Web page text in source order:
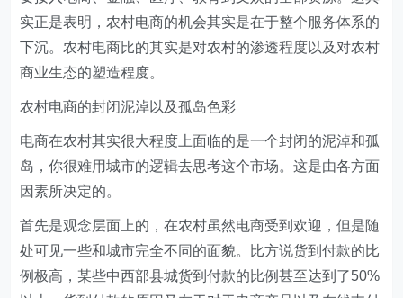
实正是表明，农村电商的机会其实是在于整个服务体系的
下沉。农村电商比的其实是对农村的渗透程度以及对农村
商业生态的塑造程度。
农村电商的封闭泥淖以及孤岛色彩
电商在农村其实很大程度上面临的是一个封闭的泥淖和孤
岛，你很难用城市的逻辑去思考这个市场。这是由各方面
因素所决定的。
首先是观念层面上的，在农村虽然电商受到欢迎，但是随
处可见一些和城市完全不同的面貌。比方说货到付款的比
例极高，某些中西部县城货到付款的比例甚至达到了50%